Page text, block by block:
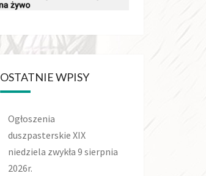
OSTATNIE WPISY
Ogłoszenia
duszpasterskie XIX
niedziela zwykła 9 sierpnia
2026r.